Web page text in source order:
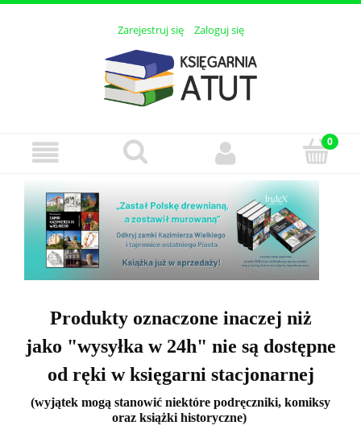
Zarejestruj się Zaloguj się
Produkty oznaczone inaczej niż
jako "wysyłka w 24h" nie są dostępne
od ręki w księgarni stacjonarnej
(wyjątek mogą stanowić niektóre podręczniki, komiksy
oraz książki historyczne)